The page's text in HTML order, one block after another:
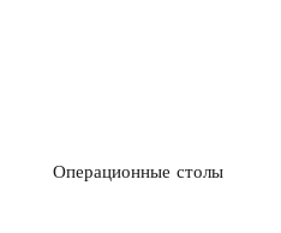
Операционные столы